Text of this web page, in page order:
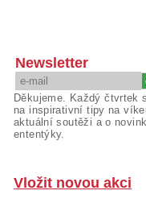
Newsletter
Děkujeme. Každý čtvrtek
na inspirativní tipy na
aktuální soutěži a o
ententýky.
Vložit novou akci